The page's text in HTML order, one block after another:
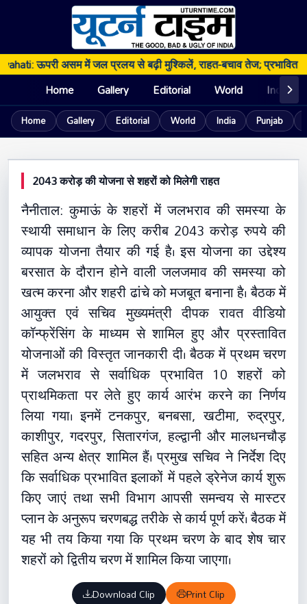
ऊपरी असम में जल प्रलय से बढ़ी मुश्किलें, राहत-बचाव तेज; प्रभावित
Home Gallery Editorial World India
Home Gallery Editorial World India Punjab
UTTARAKHAND
Nainital: कुमाऊं में जलभराव से निपटने को बड़ी
परियोजना तैयार
16 May 2026, 11:04 AM
UTURN TIME
2043 करोड़ की योजना से शहरों को मिलेगी राहत
नैनीताल: कुमाऊं के शहरों में जलभराव की समस्या के
स्थायी समाधान के लिए करीब 2043 करोड़ रुपये की
व्यापक योजना तैयार की गई है। इस योजना का उद्देश्य
बरसात के दौरान होने वाली जलजमाव की समस्या को
खत्म करना और शहरी ढांचे को मजबूत बनाना है। बैठक में
आयुक्त एवं सचिव मुख्यमंत्री दीपक रावत वीडियो
कॉन्फ्रेंसिंग के माध्यम से शामिल हुए और प्रस्तावित
योजनाओं की विस्तृत जानकारी दी। बैठक में प्रथम चरण
में जलभराव से सर्वाधिक प्रभावित 10 शहरों को
प्राथमिकता पर लेते हुए कार्य आरंभ करने का निर्णय
लिया गया। इनमें टनकपुर, बनबसा, खटीमा, रुद्रपुर,
काशीपुर, गदरपुर, सितारगंज, हल्द्वानी और मालधनचौड़
सहित अन्य क्षेत्र शामिल हैं। प्रमुख सचिव ने निर्देश दिए
कि सर्वाधिक प्रभावित इलाकों में पहले ड्रेनेज कार्य शुरू
किए जाएं तथा सभी विभाग आपसी समन्वय से मास्टर
प्लान के अनुरूप चरणबद्ध तरीके से कार्य पूर्ण करें। बैठक में
यह भी तय किया गया कि प्रथम चरण के बाद शेष चार
शहरों को द्वितीय चरण में शामिल किया जाएगा।
Download Clip Print Clip